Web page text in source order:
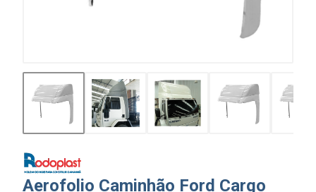
Aerofolio Caminhão Ford Cargo